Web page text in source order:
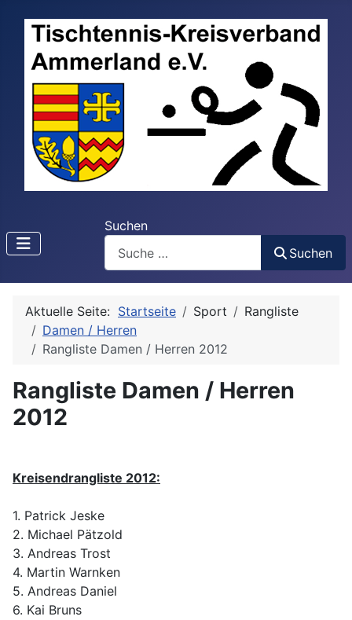
Suchen
Suchen
Aktuelle Seite: Startseite Sport
Rangliste
Damen / Herren
Rangliste Damen / Herren 2012
Rangliste Damen / Herren
2012
Kreisendrangliste 2012:
1. Patrick Jeske
2. Michael Pätzold
3. Andreas Trost
4. Martin Warnken
5. Andreas Daniel
6. Kai Bruns